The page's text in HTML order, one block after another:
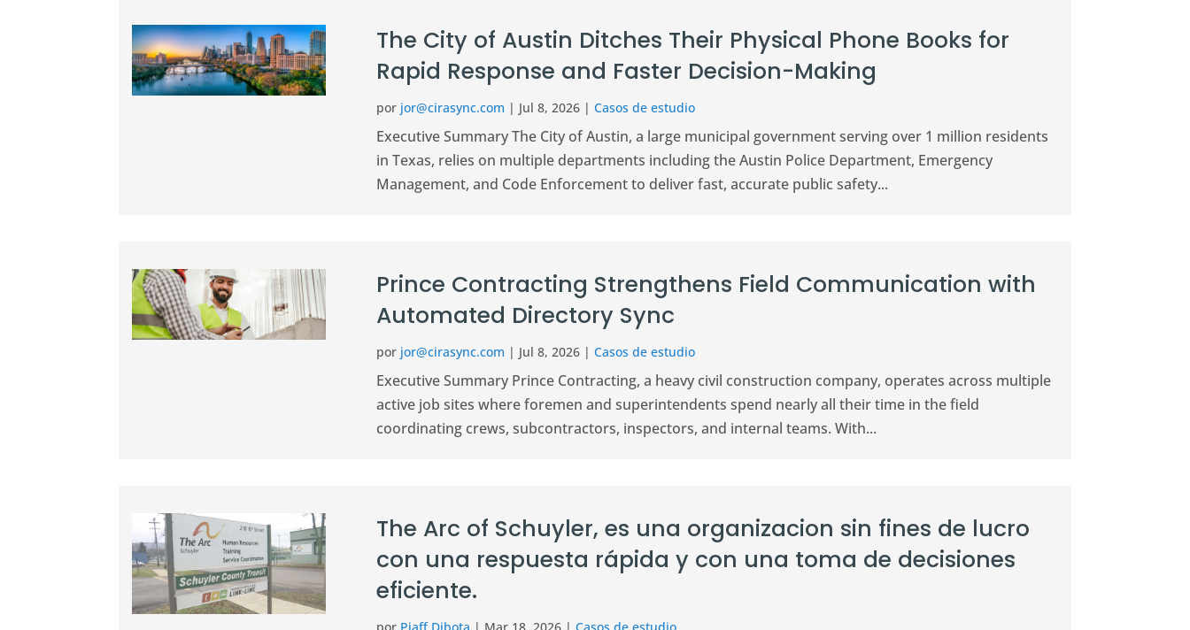
The City of Austin Ditches Their Physical Phone Books for
Rapid Response and Faster Decision-Making
por jor@cirasync.com | Jul 8, 2026 |Casos de estudio
Executive Summary The City of Austin, a large municipal government serving over 1 million residents
in Texas, relies on multiple departments including the Austin Police Department, Emergency
Management, and Code Enforcement to deliver fast, accurate public safety...
Prince Contracting Strengthens Field Communication with
Automated Directory Sync
por jor@cirasync.com | Jul 8, 2026 |Casos de estudio
Executive Summary Prince Contracting, a heavy civil construction company, operates across multiple
active job sites where foremen and superintendents spend nearly all their time in the field
coordinating crews, subcontractors, inspectors, and internal teams. With...
The Arc of Schuyler, es una organizacion sin fines de lucro
con una respuesta rápida y con una toma de decisiones
eficiente.